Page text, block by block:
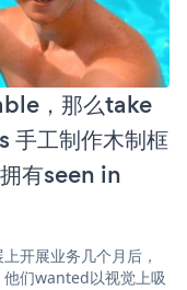
，那么take
工制作木制框
有seen in
开展业务几个月后，
们wanted以视觉上吸